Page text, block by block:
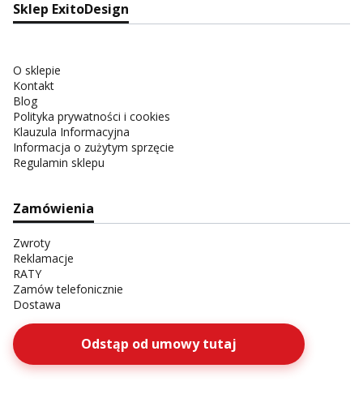
Sklep ExitoDesign
O sklepie
Kontakt
Blog
Polityka prywatności i cookies
Klauzula Informacyjna
Informacja o zużytym sprzęcie
Regulamin sklepu
Zamówienia
Zwroty
Reklamacje
RATY
Zamów telefonicznie
Dostawa
Odstąp od umowy tutaj